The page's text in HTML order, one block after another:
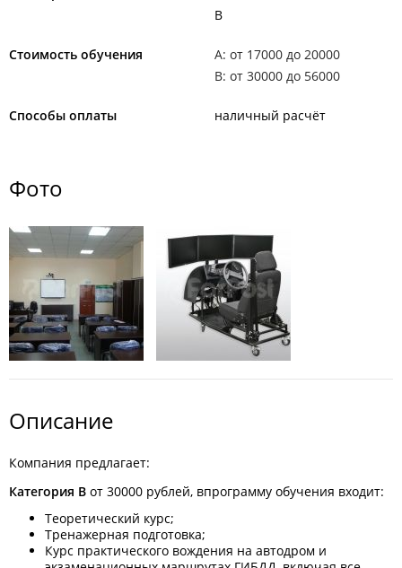
B
Стоимость обучения
A: от 17000 до 20000
B: от 30000 до 56000
Способы оплаты наличный расчёт
Фото
Описание
Компания предлагает:
Категория В от 30000 рублей, впрограмму обучения входит:
Теоретический курс;
Тренажерная подготовка;
Курс практического вождения на автодром и